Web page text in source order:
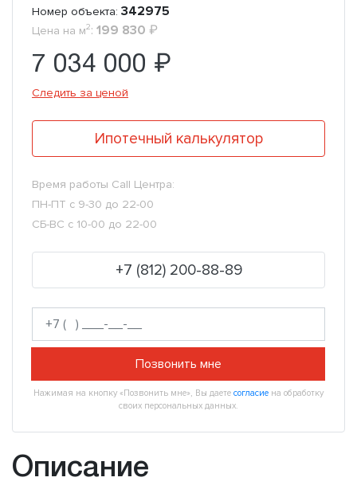
Номер объекта: 342975
Цена на м2: 199 830 ₽
7 034 000 ₽
Следить за ценой
Ипотечный калькулятор
Время работы Call Центра:
ПН-ПТ с 9-30 до 22-00
СБ-ВС с 10-00 до 22-00
+7 (812) 200-88-89
Позвонить мне
Нажимая на кнопку «Позвонить мне», Вы даете согласие на обработку
своих персональных данных.
Описание